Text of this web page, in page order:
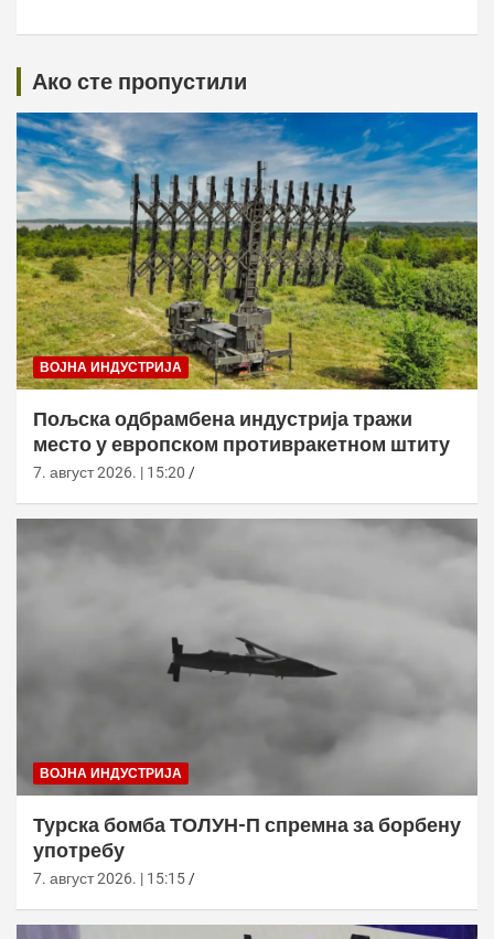
Ако сте пропустили
ВОЈНА ИНДУСТРИЈА
Пољска одбрамбена индустрија тражи
место у европском противракетном штиту
7. август 2026. | 15:20
ВОЈНА ИНДУСТРИЈА
Турска бомба ТОЛУН-П спремна за борбену
употребу
7. август 2026. | 15:15